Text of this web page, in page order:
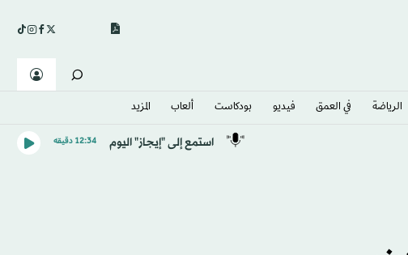
الرياضة في العمق فيديو بودكاست ألعاب المزيد
استمع إلى "إيجاز" اليوم 12:34 دقيقه